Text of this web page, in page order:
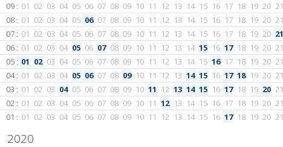
09 : 01 02 03 04 05 06 07 08 09 10 11 12 13 14 15 16 17 18 19 20 21
08 : 01 02 03 04 05 06 07 08 09 10 11 12 13 14 15 16 17 18 19 20 21
07 : 01 02 03 04 05 06 07 08 09 10 11 12 13 14 15 16 17 18 19 20 21
06 : 01 02 03 04 05 06 07 08 09 10 11 12 13 14 15 16 17 18 19 20 21
05 : 01 02 03 04 05 06 07 08 09 10 11 12 13 14 15 16 17 18 19 20 21
04 : 01 02 03 04 05 06 07 08 09 10 11 12 13 14 15 16 17 18 19 20 21
03 : 01 02 03 04 05 06 07 08 09 10 11 12 13 14 15 16 17 18 19 20 21
02 : 01 02 03 04 05 06 07 08 09 10 11 12 13 14 15 16 17 18 19 20 21
01 : 01 02 03 04 05 06 07 08 09 10 11 12 13 14 15 16 17 18 19 20 21
2020